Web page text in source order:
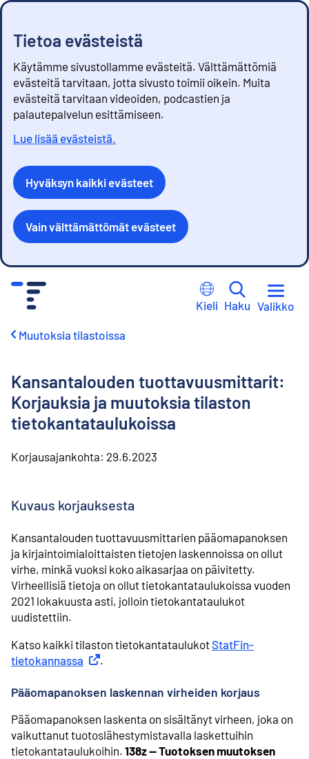
Tietoa evästeistä
Käytämme sivustollamme evästeitä. Välttämättömiä
evästeitä tarvitaan, jotta sivusto toimii oikein. Muita
evästeitä tarvitaan videoiden, podcastien ja
palautepalvelun esittämiseen.
Lue lisää evästeistä.
Hyväksyn kaikki evästeet
Vain välttämättömät evästeet
Kieli Haku Valikko
Muutoksia tilastoissa
Kansantalouden tuottavuusmittarit:
Korjauksia ja muutoksia tilaston
tietokantataulukoissa
Korjausajankohta: 29.6.2023
Kuvaus korjauksesta
Kansantalouden tuottavuusmittarien pääomapanoksen
ja kirjaintoimialoittaisten tietojen laskennoissa on ollut
virhe, minkä vuoksi koko aikasarjaa on päivitetty.
Virheellisiä tietoja on ollut tietokantataulukoissa vuoden
2021 lokakuusta asti, jolloin tietokantataulukot
uudistettiin.
Katso kaikki tilaston tietokantataulukotStatFin-
tietokannassa Ulkoinen linkki
.
Pääomapanoksen laskennan virheiden korjaus
Pääomapanoksen laskenta on sisältänyt virheen, joka on
vaikuttanut tuotoslähestymistavalla laskettuihin
tietokantataulukoihin. 138z -- Tuotoksen muutoksen